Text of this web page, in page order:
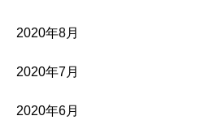
2020年8月
2020年7月
2020年6月